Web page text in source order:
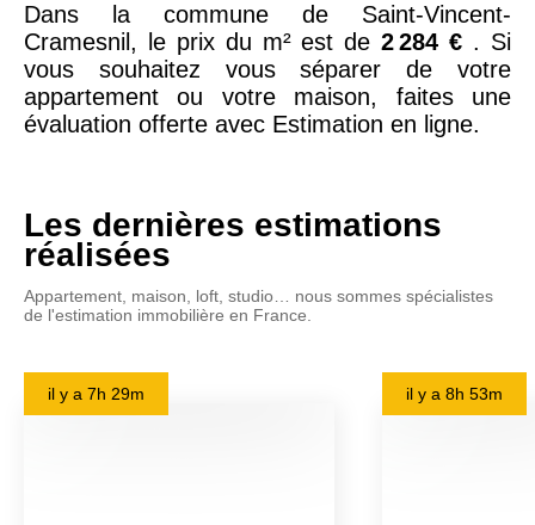
Dans la commune de Saint-Vincent-
Cramesnil, le prix du m² est de2 284 € . Si
vous souhaitez vous séparer de votre
appartement ou votre maison, faites une
évaluation offerte avec Estimation en ligne.
Les dernières estimations
réalisées
Appartement, maison, loft, studio… nous sommes spécialistes
de l'estimation immobilière en France.
il y a 7h 29m il y a 8h 53m